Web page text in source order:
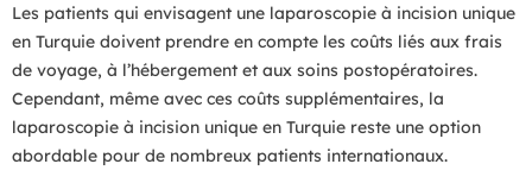
Les patients qui envisagent une laparoscopie à incision unique
en Turquie doivent prendre en compte les coûts liés aux frais
de voyage, à l’hébergement et aux soins postopératoires.
Cependant, même avec ces coûts supplémentaires, la
laparoscopie à incision unique en Turquie reste une option
abordable pour de nombreux patients internationaux.